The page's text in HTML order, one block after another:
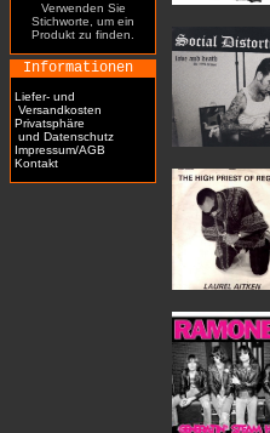
Verwenden Sie
Stichworte, um ein
Produkt zu finden.
Informationen
Liefer- und
Versandkosten
Privatsphäre
und Datenschutz
Impressum/AGB
Kontakt